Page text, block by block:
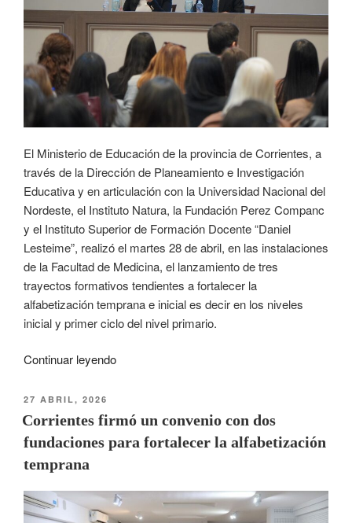
El Ministerio de Educación de la provincia de Corrientes, a
través de la Dirección de Planeamiento e Investigación
Educativa y en articulación con la Universidad Nacional del
Nordeste, el Instituto Natura, la Fundación Perez Companc
y el Instituto Superior de Formación Docente “Daniel
Lesteime”, realizó el martes 28 de abril, en las instalaciones
de la Facultad de Medicina, el lanzamiento de tres
trayectos formativos tendientes a fortalecer la
alfabetización temprana e inicial es decir en los niveles
inicial y primer ciclo del nivel primario.
Continuar leyendo
27 ABRIL, 2026
Corrientes firmó un convenio con dos
fundaciones para fortalecer la alfabetización
temprana